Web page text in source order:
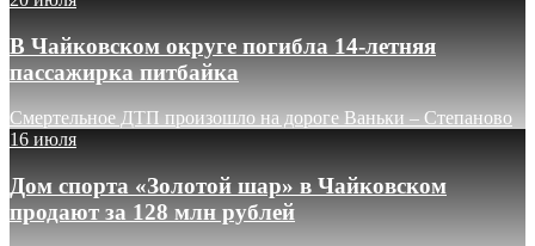
В Чайковском округе погибла 14-летняя
пассажирка питбайка
Смертельное ДТП произошло на дороге Ваньки – Степаново
16 июля
Дом спорта «Золотой шар» в Чайковском
продают за 128 млн рублей